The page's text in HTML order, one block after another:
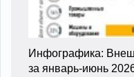
Инфографика:
за январь-июнь